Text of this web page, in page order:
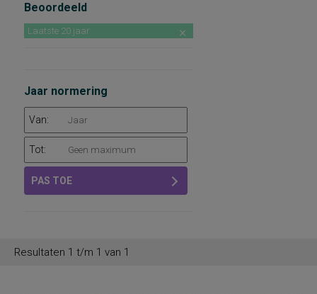
Beoordeeld
Laatste 20 jaar
Jaar normering
Van:
Tot:
PAS TOE
Resultaten 1 t/m 1 van 1